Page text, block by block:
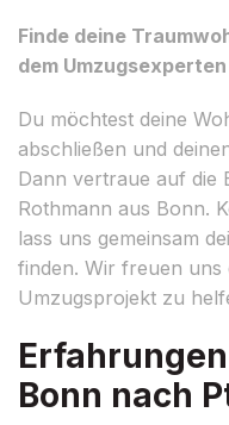
Finde deine
dem
Du möchtest deine
abschließen und
Dann vertraue auf die
Rothmann aus Bonn.
lass uns gemeinsam
finden. Wir freuen uns
Umzugsprojekt zu
Bonn nach